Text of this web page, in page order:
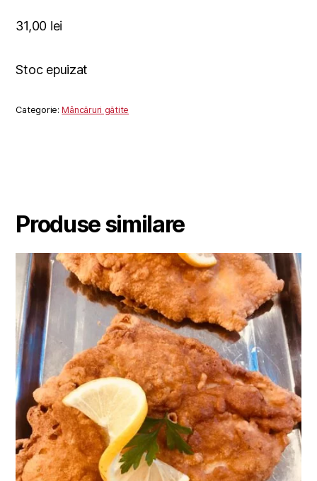
31,00 lei
Stoc epuizat
Categorie:Mâncăruri gătite
Produse similare